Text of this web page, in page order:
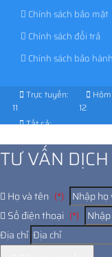
Chính sách bảo mật
Chính sách đổi trả
Chính sách bảo hành
Trực tuyến:
11
12
Tất cả:
TƯ VẤN
Họ và tên (*)
Số điện thoại (*)
Địa chỉ